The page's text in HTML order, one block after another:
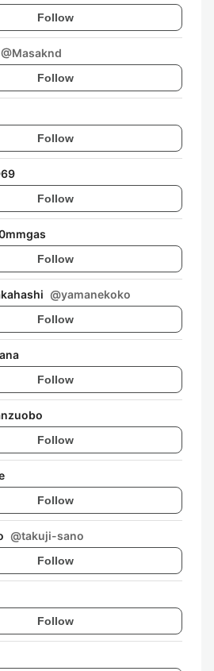
Follow
@Masaknd
Follow
Follow
Follow
Follow
@yamanekoko
Follow
Follow
Follow
Follow
@takuji-sano
Follow
Follow